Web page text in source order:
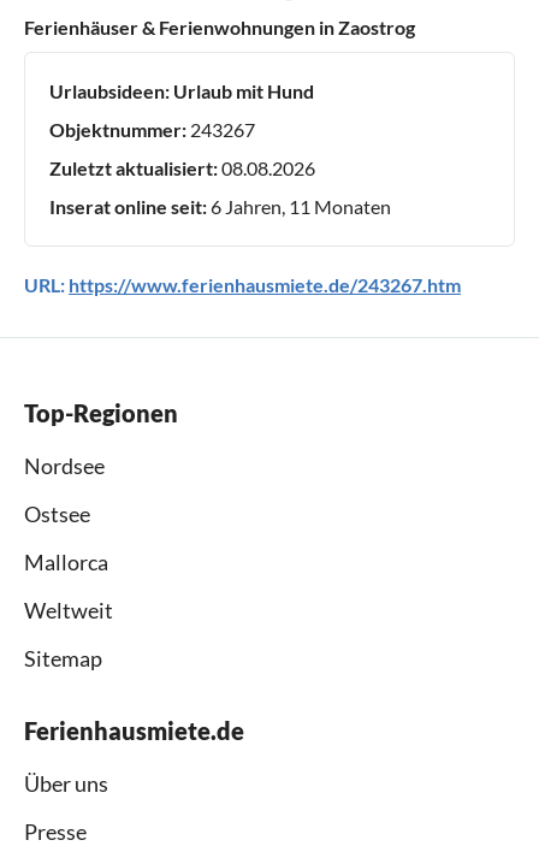
Ferienhäuser & Ferienwohnungen in Zaostrog
Urlaubsideen: Urlaub mit Hund
Objektnummer: 243267
Zuletzt aktualisiert:08.08.2026
Inserat online seit:6 Jahren, 11 Monaten
URL: https://www.ferienhausmiete.de/243267.htm
Top-Regionen
Nordsee
Ostsee
Mallorca
Weltweit
Sitemap
Ferienhausmiete.de
Über uns
Presse